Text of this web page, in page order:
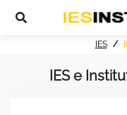
IES
IES e